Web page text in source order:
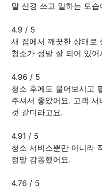
말 신경 쓰고 일하는 모습
4.9 / 5
새 집에서 깨끗한 상태로
청소가 정말 잘 되어 있
4.96 / 5
청소 후에도 물어보시고
주셔서 좋았어요. 고객
것 같더라고요.
4.91 / 5
청소 서비스뿐만 아니라
정말 감동했어요.
4.76 / 5